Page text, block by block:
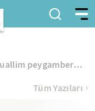
peygamber…
Tüm Yazıları